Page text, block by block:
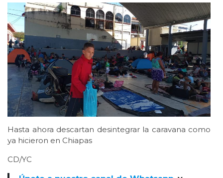
Hasta ahora descartan desintegrar la caravana como
ya hicieron en Chiapas
CD/YC